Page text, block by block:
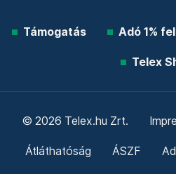
Támogatás Adó 1%
Telex
© 2026 Telex.hu Zrt.
Átláthatóság ÁSZF